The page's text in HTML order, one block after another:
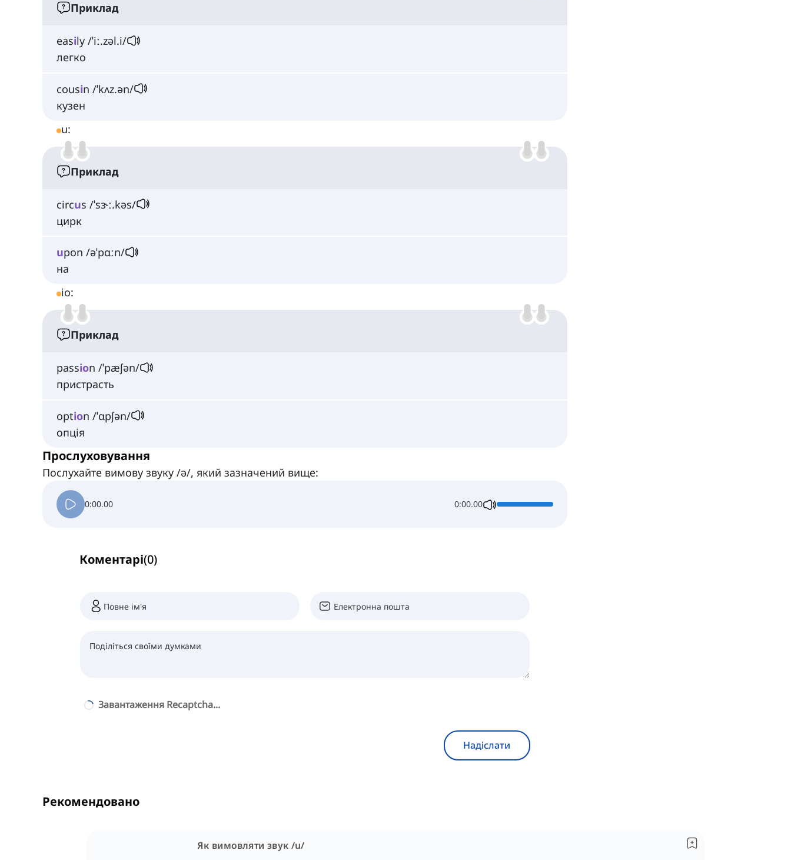
Приклад
easily /ˈiː.zəl.i/
легко
cousin /ˈkʌz.ən/
кузен
u:
Приклад
circus /ˈsɝː.kəs/
цирк
upon /əˈpɑːn/
на
io:
Приклад
passion /ˈpæʃən/
пристрасть
option /ˈɑpʃən/
опція
Прослуховування
Послухайте вимову звуку /ə/, який зазначений вище:
0:00.00 0:00.00
Коментарі(0)
Завантаження Recaptcha...
Надіслати
Рекомендовано
Як вимовляти звук /u/